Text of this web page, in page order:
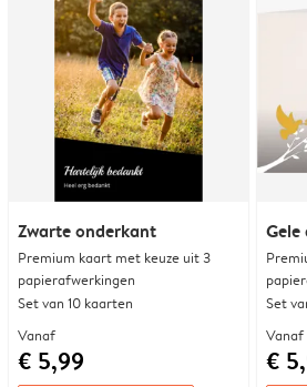
Zwarte onderkant
Premium kaart met keuze uit 3
papierafwerkingen
Set van 10 kaarten
Vanaf
€ 5,99
Set
Vanaf
€